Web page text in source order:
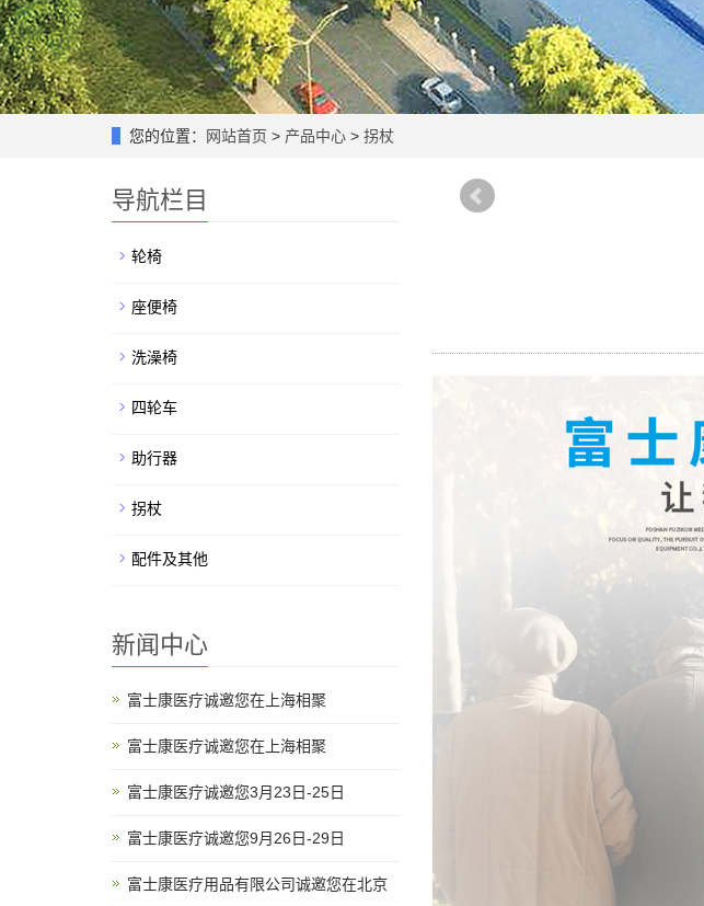
您的位置： 网站首页 > 产品中心 > 拐杖
导航栏目
轮椅
座便椅
洗澡椅
四轮车
助行器
拐杖
配件及其他
新闻中心
富士康医疗诚邀您在上海相聚
富士康医疗诚邀您在上海相聚
富士康医疗诚邀您3月23日-25日
富士康医疗诚邀您9月26日-29日
富士康医疗用品有限公司诚邀您在北京